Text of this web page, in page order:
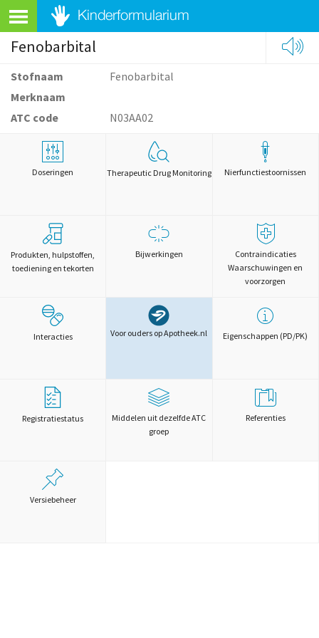
Fenobarbital
Stofnaam
Fenobarbital
Merknaam
ATC code
N03AA02
Doseringen Therapeutic Drug Monitoring Nierfunctiestoornissen
Produkten, hulpstoffen,
toediening en tekorten
Bijwerkingen
Contraindicaties
Waarschuwingen en
voorzorgen
Interacties Voor ouders op Apotheek.nl Eigenschappen (PD/PK)
Registratiestatus
Middelen uit dezelfde ATC
groep
Referenties
Versiebeheer